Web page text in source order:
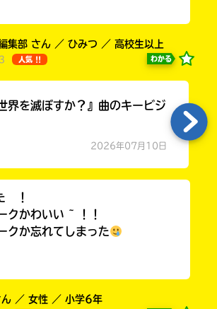
集部 さん ／ ひみつ ／ 高校生以上
人気 !! わかる
界を滅ぼすか？』曲のキービジ
2026年07月10日
！
クかわいい ~ ！！
クか忘れてしまった
ん ／ 女性 ／ 小学6年